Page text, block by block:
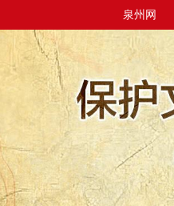
泉州网